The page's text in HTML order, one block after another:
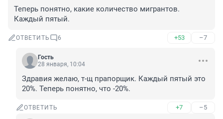
Теперь понятно, какие количество мигрантов.
Каждый пятый.
ОТВЕТИТЬ 6 +53 –7
Гость
28 января, 10:04
Здравия желаю, т-щ прапорщик. Каждый пятый это
20%. Теперь понятно, что -20%.
ОТВЕТИТЬ +7 –5